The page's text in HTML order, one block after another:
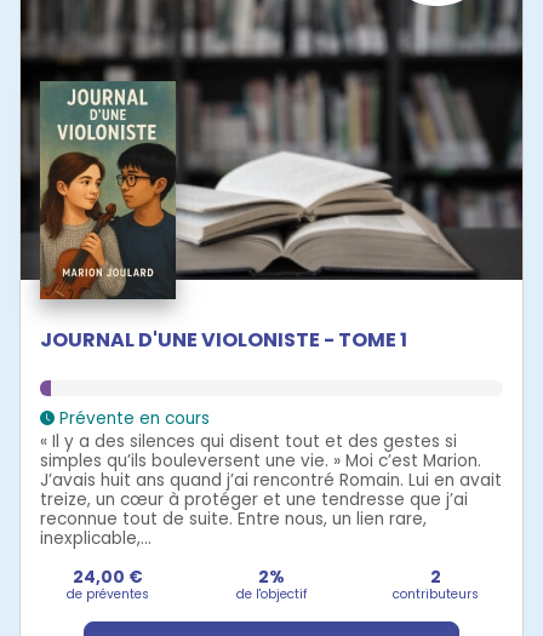
JOURNAL D'UNE VIOLONISTE - TOME 1
Prévente en cours
« Il y a des silences qui disent tout et des gestes si
simples qu’ils bouleversent une vie. » Moi c’est Marion.
J’avais huit ans quand j’ai rencontré Romain. Lui en avait
treize, un cœur à protéger et une tendresse que j’ai
reconnue tout de suite. Entre nous, un lien rare,
inexplicable,...
24,00 €
de préventes
2%
de l'objectif
2
contributeurs